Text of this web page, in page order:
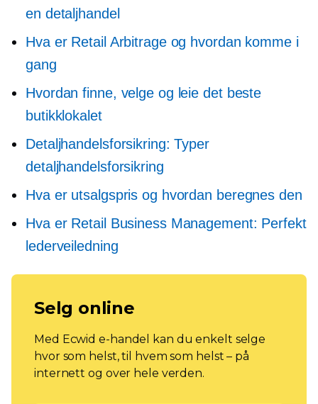
en detaljhandel
Hva er Retail Arbitrage og hvordan komme i
gang
Hvordan finne, velge og leie det beste
butikklokalet
Detaljhandelsforsikring: Typer
detaljhandelsforsikring
Hva er utsalgspris og hvordan beregnes den
Hva er Retail Business Management: Perfekt
lederveiledning
Selg online
Med Ecwid e-handel kan du enkelt selge
hvor som helst, til hvem som helst – på
internett og over hele verden.